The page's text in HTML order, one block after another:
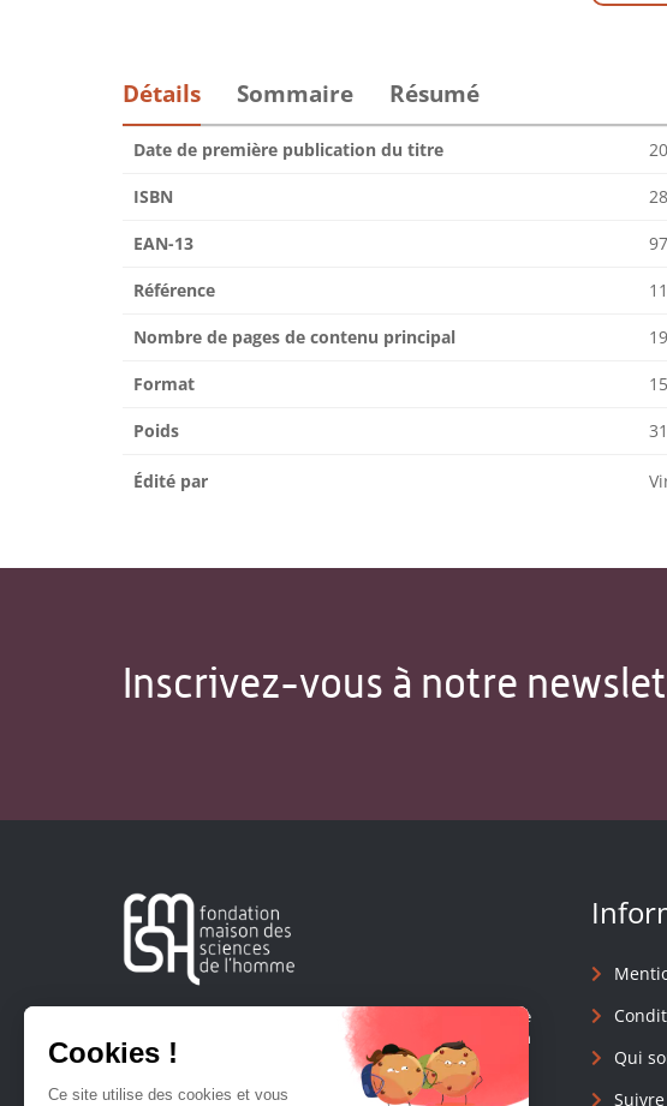
Détails Sommaire Résumé
Date de première publication du titre
ISBN
EAN-13
Référence
Nombre de pages de contenu principal
Format
Poids
Édité par
Inscrivez-vous à notre
Créée en 1963, la Fondation Maison Sciences de l'Homme
soutient la recherche et la diffusion des connaissances en
sciences humaines et sociales.
Qui